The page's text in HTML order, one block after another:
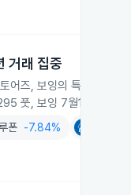
거래 집중
즈, 보잉의 특정 만기·
풋, 보잉 7월17일 만기
폰 -7.84%